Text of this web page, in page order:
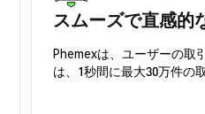
スムーズで直感的
Phemexは、ユーザーの取
は、1秒間に最大30万件の